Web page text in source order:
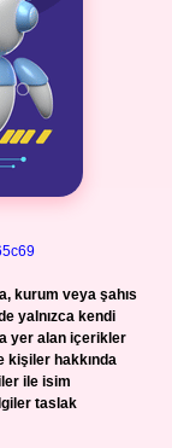
kurum veya şahıs
yalnızca kendi
yer alan içerikler
kişiler hakkında
ile isim
taslak